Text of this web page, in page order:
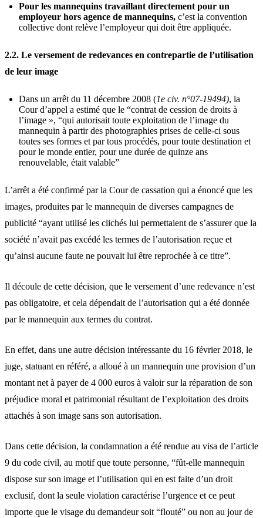
Pour les mannequins travaillant directement pour un
employeur hors agence de mannequins, c’est la convention
collective dont relève l’employeur qui doit être appliquée.
2.2. Le versement de redevances en contrepartie de l’utilisation
de leur image
Dans un arrêt du 11 décembre 2008 (1e civ. n°07-19494), la
Cour d’appel a estimé que le “contrat de cession de droits à
l’image », “qui autorisait toute exploitation de l’image du
mannequin à partir des photographies prises de celle-ci sous
toutes ses formes et par tous procédés, pour toute destination et
pour le monde entier, pour une durée de quinze ans
renouvelable, était valable”
L’arrêt a été confirmé par la Cour de cassation qui a énoncé que les
images, produites par le mannequin de diverses campagnes de
publicité “ayant utilisé les clichés lui permettaient de s’assurer que la
société n’avait pas excédé les termes de l’autorisation reçue et
qu’ainsi aucune faute ne pouvait lui être reprochée à ce titre”.
Il découle de cette décision, que le versement d’une redevance n’est
pas obligatoire, et cela dépendait de l’autorisation qui a été donnée
par le mannequin aux termes du contrat.
En effet, dans une autre décision intéressante du 16 février 2018, le
juge, statuant en référé, a alloué à un mannequin une provision d’un
montant net à payer de 4 000 euros à valoir sur la réparation de son
préjudice moral et patrimonial résultant de l’exploitation des droits
attachés à son image sans son autorisation.
Dans cette décision, la condamnation a été rendue au visa de l’article
9 du code civil, au motif que toute personne, “fût-elle mannequin
dispose sur son image et l’utilisation qui en est faite d’un droit
exclusif, dont la seule violation caractérise l’urgence et ce peut
importe que le visage du demandeur soit “flouté” ou non au jour de